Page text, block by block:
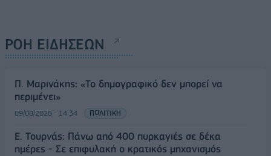
ΡΟΗ ΕΙΔΗΣΕΩΝ
Π. Μαρινάκης: «Το δημογραφικό δεν μπορεί να
περιμένει»
09/08/2026 - 14:34 ΠΟΛΙΤΙΚΗ
Ε. Τουρνάς: Πάνω από 400 πυρκαγιές σε δέκα
ημέρες - Σε επιφυλακή ο κρατικός μηχανισμός